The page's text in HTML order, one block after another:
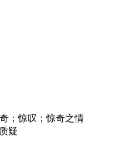
；惊叹；惊奇之情
疑